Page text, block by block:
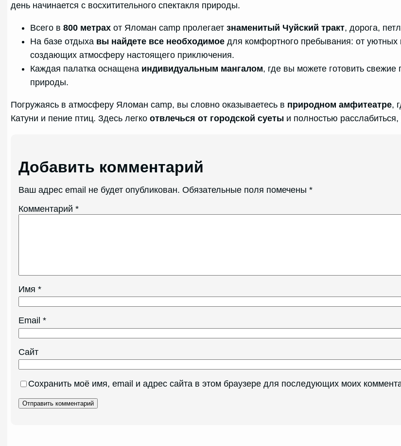
день начинается с восхитительного спектакля природы.
Всего в800 метрах от Яломан camp пролегаетзнаменитый Чуйский тракт, дорога,
На базе отдыха вы найдете все необходимое для комфортного пребывания: от уютных
создающих атмосферу настоящего приключения.
Каждая палатка оснащена индивидуальным мангалом, где вы можете готовить
природы.
Погружаясь в атмосферу Яломан camp, вы словно оказываетесь в природном амфитеатре,
Катуни и пение птиц. Здесь легкоотвлечься от городской суеты и полностью
Добавить комментарий
Ваш адрес email не будет опубликован. Обязательные поля помечены*
Комментарий*
Имя*
Email*
Сайт
Сохранить моё имя, email и адрес сайта в этом браузере для последующих моих